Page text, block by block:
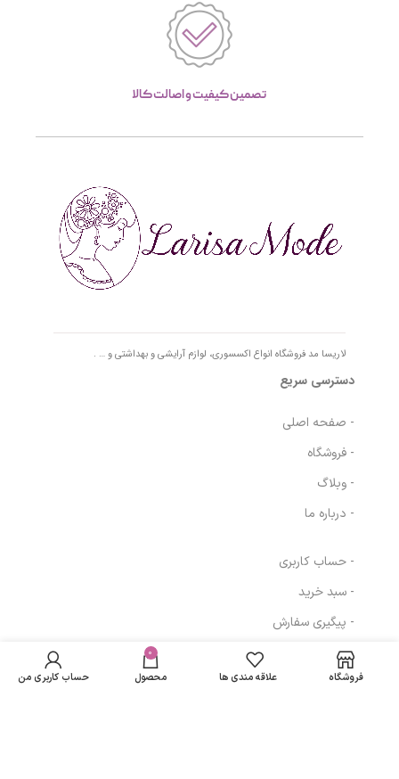
تصمین کیفیت و اصالت کالا
لاریسا مد فروشگاه انواع اکسسوری، لوازم آرایشی و بهداشتی و … .
دسترسی سریع
- صفحه اصلی
- فروشگاه
- وبلاگ
- درباره ما
- حساب کاربری
- سبد خرید
- پیگیری سفارش
- قوانین و مقررات
فروشگاه علاقه مندی ها
0
محصول حساب کاربری من